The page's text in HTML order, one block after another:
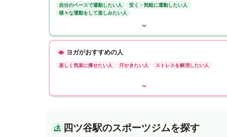
自分のペースで運動したい人
安く・気軽に運動したい人
様々な運動をして楽しみたい人
ヨガがおすすめの人
楽しく気楽に痩せたい人 汗かきたい人 ストレスを解消したい人
四ツ谷駅のスポーツジムを探す